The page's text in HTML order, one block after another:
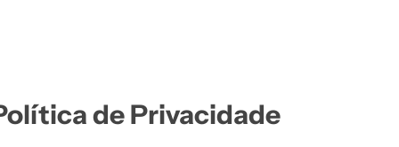
de Privacidade